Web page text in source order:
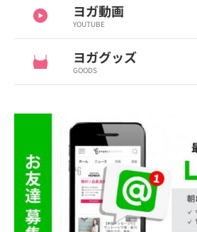
ヨガ動画
YOUTUBE
ヨガグッズ
GOODS